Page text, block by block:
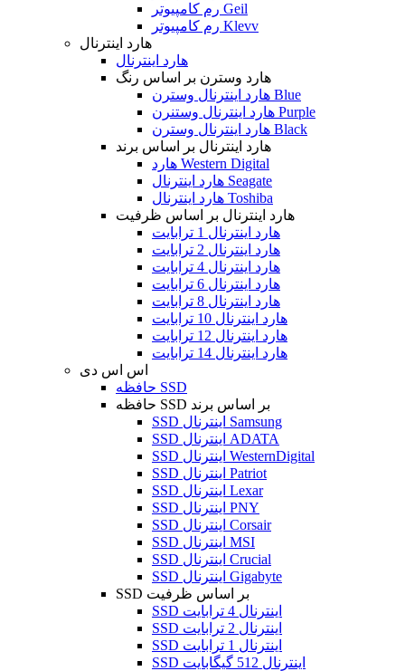
رم کامپیوتر Geil
رم کامپیوتر Klevv
هارد اینترنال
هارد اینترنال
هارد وسترن بر اساس رنگ
هارد اینترنال وسترن Blue
هارد اینترنال وستنرن Purple
هارد اینترنال وسترن Black
هارد اینترنال بر اساس برند
هارد Western Digital
هارد اینترنال Seagate
هارد اینترنال Toshiba
هارد اینترنال بر اساس ظرفیت
هارد اینترنال 1 ترابایت
هارد اینترنال 2 ترابایت
هارد اینترنال 4 ترابایت
هارد اینترنال 6 ترابایت
هارد اینترنال 8 ترابایت
هارد اینترنال 10 ترابایت
هارد اینترنال 12 ترابایت
هارد اینترنال 14 ترابایت
اس اس دی
حافظه SSD
حافظه SSD بر اساس برند
SSD اینترنال Samsung
SSD اینترنال ADATA
SSD اینترنال WesternDigital
SSD اینترنال Patriot
SSD اینترنال Lexar
SSD اینترنال PNY
SSD اینترنال Corsair
SSD اینترنال MSI
SSD اینترنال Crucial
SSD اینترنال Gigabyte
SSD بر اساس ظرفیت
SSD اینترنال 4 ترابایت
SSD اینترنال 2 ترابایت
SSD اینترنال 1 ترابایت
SSD اینترنال 512 گیگابایت